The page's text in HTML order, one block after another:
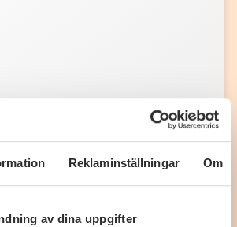
Reklaminställningar Om
av dina uppgifter
bakverk gjord med